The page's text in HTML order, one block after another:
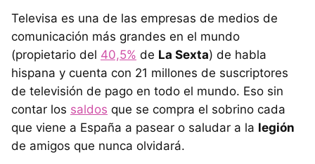
Televisa es una de las empresas de medios de
comunicación más grandes en el mundo
(propietario del 40,5% de La Sexta) de habla
hispana y cuenta con 21 millones de suscriptores
de televisión de pago en todo el mundo. Eso sin
contar los saldos que se compra el sobrino cada
que viene a España a pasear o saludar a la legión
de amigos que nunca olvidará.